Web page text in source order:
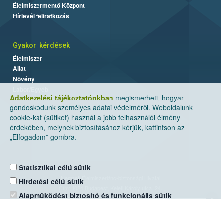
Adatkezelési tájékoztatónkban megismerheti, hogyan
gondoskodunk személyes adatai védelméről. Weboldalunk
cookie-kat (sütiket) használ a jobb felhasználói élmény
érdekében, melynek biztosításához kérjük, kattintson az
„Elfogadom” gombra.
Statisztikai célú sütik
Hirdetési célú sütik
Alapműködést biztosító és funkcionális sütik
Élelmiszermentő Központ
Hírlevél feliratkozás
Gyakori kérdések
Élelmiszer
Állat
Növény
Nemzeti Élelmiszerlánc-biztonsági Hivatal
Levelezési cím: 1525 Budapest. Pf. 30.